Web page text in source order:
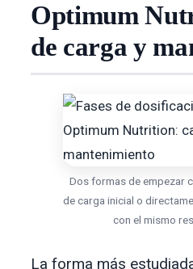
Optimum
de carga y
Dos formas de empezar
de carga inicial o
con el mismo
La forma más